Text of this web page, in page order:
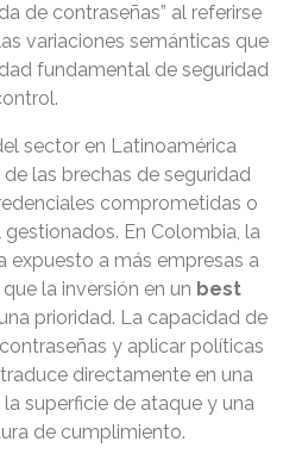
de contraseñas” al referirse
variaciones semánticas que
fundamental de seguridad
sector en Latinoamérica
las brechas de seguridad
comprometidas o
En Colombia, la
expuesto a más empresas a
la inversión en un best
prioridad. La capacidad de
y aplicar políticas
directamente en una
superficie de ataque y una
de cumplimiento.